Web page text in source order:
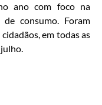
ano com foco na
consumo. Foram
em todas as
julho.